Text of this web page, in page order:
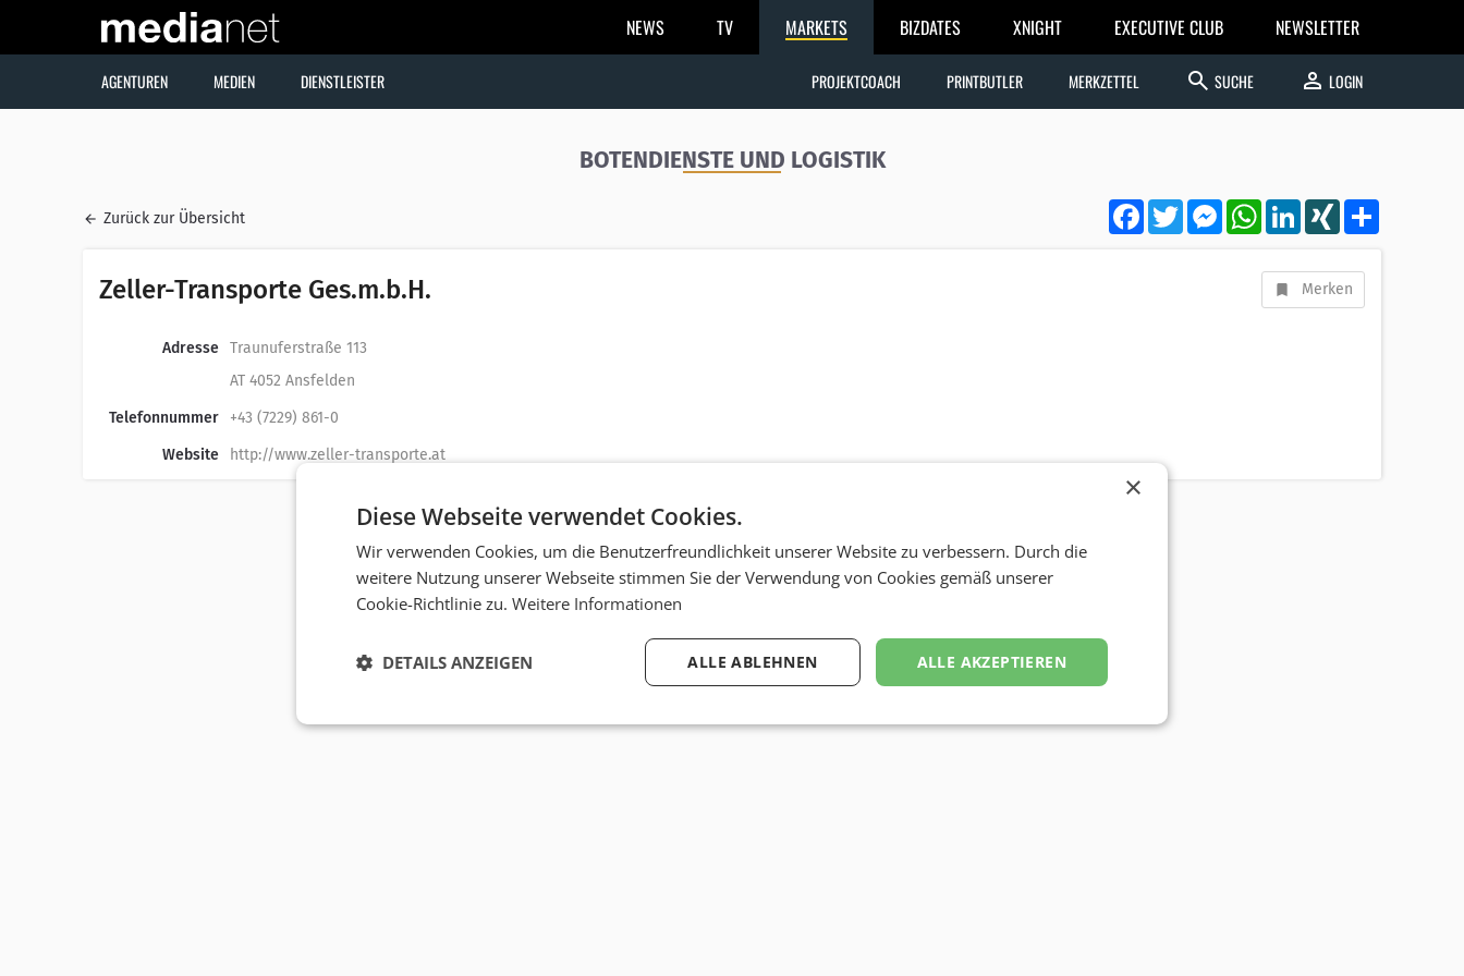
NEWS TV MARKETS BIZDATES XNIGHT EXECUTIVE CLUB NEWSLETTER
AGENTUREN MEDIEN DIENSTLEISTER PROJEKTCOACH PRINTBUTLER MERKZETTEL search SUCHE person LOGIN
BOTENDIENSTE UND LOGISTIK
Zurück zur Übersicht
FacebookTwitterMessengerWhatsApp
LinkedInXING
Zeller-Transporte Ges.m.b.H. Merken
Adresse Traunuferstraße 113
AT 4052 Ansfelden
Telefonnummer
+43 (7229) 861-0
Website
http://www.zeller-transporte.at
×
Diese Webseite verwendet Cookies.
Wir verwenden Cookies, um die Benutzerfreundlichkeit unserer Website zu verbessern. Durch die
weitere Nutzung unserer Webseite stimmen Sie der Verwendung von Cookies gemäß unserer
Cookie-Richtlinie zu. Weitere Informationen
ALLE AKZEPTIEREN
ALLE ABLEHNEN
DETAILS ANZEIGEN